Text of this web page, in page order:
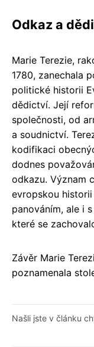
Odkaz a
Marie Terezie,
1780, zanechala
politické historii
dědictví. Její
společnosti, od
a soudnictví.
kodifikaci
dodnes
odkazu. Význam
evropskou
panováním, ale i
které se
Závěr Marie
poznamenala
Našli jste v článku